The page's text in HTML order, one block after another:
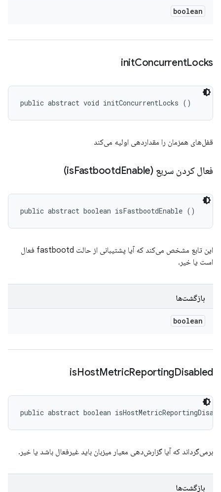
boolean
initConcurrentLocks
public abstract void initConcurrentLocks ()
قفل‌های همزمان را مقداردهی اولیه می‌کند
فعال کردن سریع (is FastbootdEnable)
public abstract boolean isFastbootdEnable ()
این تابع مشخص می‌کند که آیا پشتیبانی از حالت fastbootd فعال
است یا خیر.
بازگشت‌ها
boolean
isHostMetricReportingDisabled
public abstract boolean
برمی‌گرداند که آیا گزارش‌دهی معیار میزبان باید غیرفعال باشد یا خیر.
بازگشت‌ها